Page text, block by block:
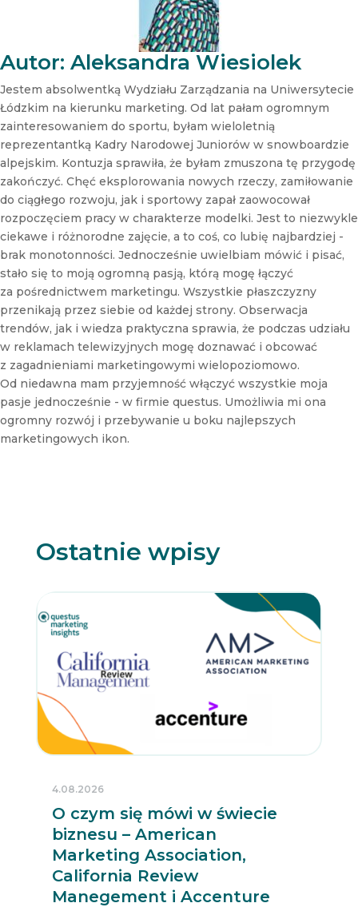
s
l
e
t
t
e
N
e
w
s
l
t
t
e
r
Autor: Aleksandra Wiesiolek
Jestem absolwentką Wydziału Zarządzania na Uniwersytecie
Łódzkim na kierunku marketing. Od lat pałam ogromnym
zainteresowaniem do sportu, byłam wieloletnią
reprezentantką Kadry Narodowej Juniorów w snowboardzie
alpejskim. Kontuzja sprawiła, że byłam zmuszona tę przygodę
zakończyć. Chęć eksplorowania nowych rzeczy, zamiłowanie
do ciągłego rozwoju, jak i sportowy zapał zaowocował
rozpoczęciem pracy w charakterze modelki. Jest to niezwykle
ciekawe i różnorodne zajęcie, a to coś, co lubię najbardziej -
brak monotonności. Jednocześnie uwielbiam mówić i pisać,
stało się to moją ogromną pasją, którą mogę łączyć
za pośrednictwem marketingu. Wszystkie płaszczyzny
przenikają przez siebie od każdej strony. Obserwacja
trendów, jak i wiedza praktyczna sprawia, że podczas udziału
w reklamach telewizyjnych mogę doznawać i obcować
z zagadnieniami marketingowymi wielopoziomowo.
Od niedawna mam przyjemność włączyć wszystkie moja
pasje jednocześnie - w firmie questus. Umożliwia mi ona
ogromny rozwój i przebywanie u boku najlepszych
marketingowych ikon.
Ostatnie wpisy
O czym się mówi w świecie
biznesu – American
Marketing Association,
California Review
Manegement i Accenture
4.08.2026